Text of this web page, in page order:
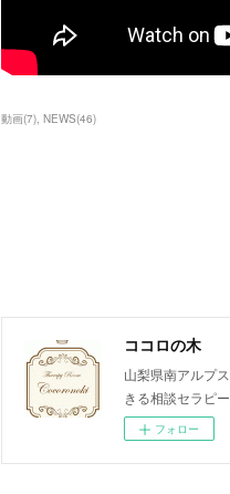
動画(7) NEWS(46)
ココロの木
山梨県南アルプ
きる相談セラピ
フォロー